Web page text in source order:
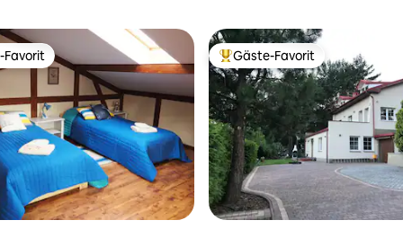
4,96 von 5, 27 Bewertungen
Gäste-Favorit.
Favorit Beliebter Gäste-Favorit.
Gäste-Favorit